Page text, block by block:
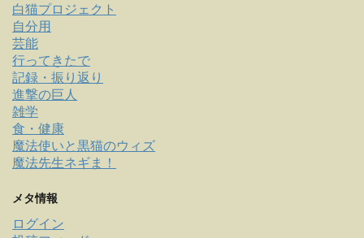
白猫プロジェクト
自分用
芸能
行ってきたで
記録・振り返り
進撃の巨人
雑学
食・健康
魔法使いと黒猫のウィズ
魔法先生ネギま！
メタ情報
ログイン